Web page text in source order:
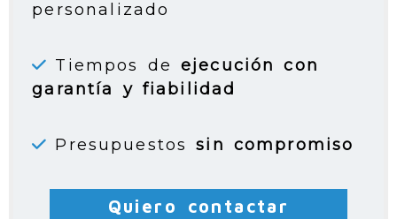
personalizado
Tiempos de ejecución con
garantía y fiabilidad
Presupuestossin compromiso
Quiero contactar